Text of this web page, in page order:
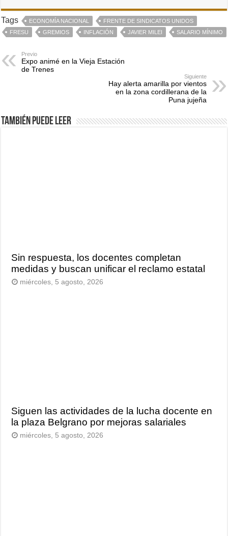
Tags ECONOMÍA NACIONAL
FRENTE DE SINDICATOS UNIDOS
FRESU
GREMIOS INFLACIÓN JAVIER MILEI SALARIO MÍNIMO
Previo
Expo animé en la Vieja Estación
de Trenes
Siguiente
Hay alerta amarilla por vientos
en la zona cordillerana de la
Puna jujeña
También puede leer
Sin respuesta, los docentes completan
medidas y buscan unificar el reclamo estatal
miércoles, 5 agosto, 2026
Siguen las actividades de la lucha docente en
la plaza Belgrano por mejoras salariales
miércoles, 5 agosto, 2026